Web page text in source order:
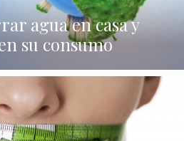
agua en casa y
su consumo